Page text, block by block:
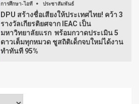
การศึกษา-ไอที ประชาสัมพันธ์
DPU สร้างชื่อเสียงให้ประเทศไทย! คว้า 3
รางวัลเกียรติยศจาก IEAC เป็น
มหาวิทยาลัยแรก พร้อมกวาดประเมิน 5
ดาวเต็มทุกหมวด ชูสถิติเด็กจบใหม่ได้งาน
ทำทันที 95%